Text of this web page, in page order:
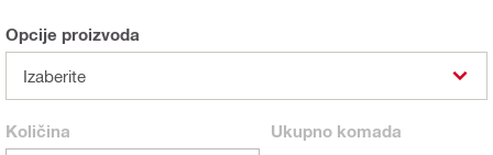
Opcije proizvoda
Izaberite
Količina Ukupnokomada